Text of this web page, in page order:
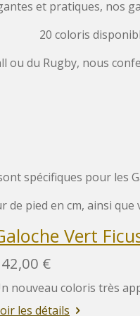
et pratiques, nos
20 coloris
ou du Rugby, nous
spécifiques pour les
pied en cm, ainsi
Vert
€
nouveau coloris très
les détails